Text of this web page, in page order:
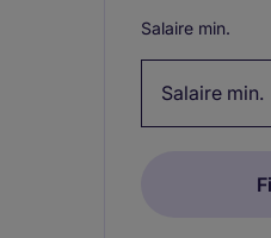
Salaire min.